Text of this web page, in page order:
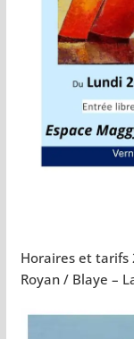
Horaires et tarifs
Royan / Blaye –